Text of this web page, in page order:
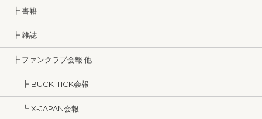
┣ 書籍
┣ 雑誌
┣ ファンクラブ会報 他
┣ BUCK-TICK会報
┗ X-JAPAN会報